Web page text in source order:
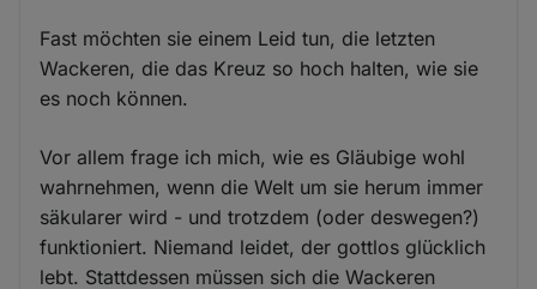
Fast möchten sie einem Leid tun, die letzten
Wackeren, die das Kreuz so hoch halten, wie sie
es noch können.
Vor allem frage ich mich, wie es Gläubige wohl
wahrnehmen, wenn die Welt um sie herum immer
säkularer wird - und trotzdem (oder deswegen?)
funktioniert. Niemand leidet, der gottlos glücklich
lebt. Stattdessen müssen sich die Wackeren